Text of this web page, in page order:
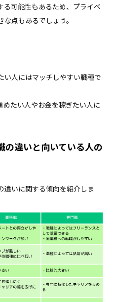
る可能性もあるため、プライベ
点もあるでしょう。
い人にはマッチしやすい職種で
めたい人やお金を稼ぎたい人に
の違いと向いている人の
違いに関する傾向を紹介しま